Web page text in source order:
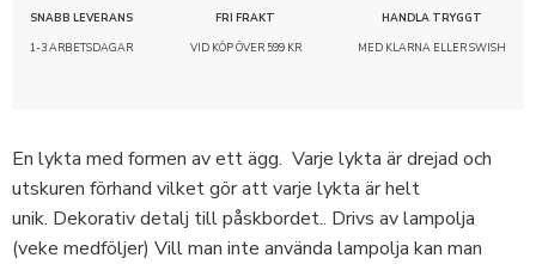
SNABB LEVERANS
1-3 ARBETSDAGAR
FRI FRAKT
VID KÖP ÖVER 599 KR
HANDLA TRYGGT
MED KLARNA ELLER SWISH
En lykta med formen av ett ägg. Varje lykta är drejad och
utskuren förhand vilket gör att varje lykta är helt
unik. Dekorativ detalj till påskbordet.. Drivs av lampolja
(veke medföljer) Vill man inte använda lampolja kan man